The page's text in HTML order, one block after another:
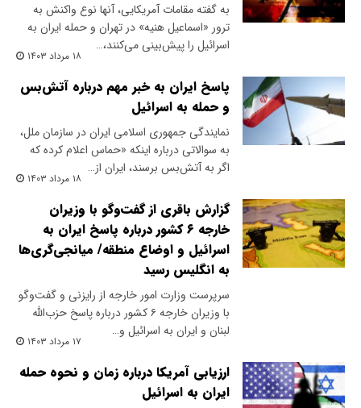
به گفته مقامات آمریکایی، آنها نوع واکنش به
ترور «اسماعیل هنیه» در تهران و حمله ایران به
اسرائیل را پیش‌بینی می‌کنند،…
۱۸ مرداد ۱۴۰۳
پاسخ ایران به خبر مهم درباره آتش‌بس
و حمله به اسرائیل
نمایندگی جمهوری اسلامی ایران در سازمان ملل،
به سوالاتی درباره اینکه «حماس اعلام کرده که
اگر به آتش‌بس برسند، ایران از…
۱۸ مرداد ۱۴۰۳
گزارش باقری از گفت‌وگو با وزیران
خارجه ۶ کشور درباره پاسخ ایران به
اسرائیل و اوضاع منطقه/ میانجی‌گری‌ها
به انگلیس رسید
سرپرست وزارت امور خارجه از رایزنی و گفت‌وگو
با وزیران خارجه ۶ کشور درباره پاسخ حزب‌الله
لبنان و ایران به اسرائیل و…
۱۷ مرداد ۱۴۰۳
ارزیابی آمریکا درباره زمان و نحوه حمله
ایران به اسرائیل